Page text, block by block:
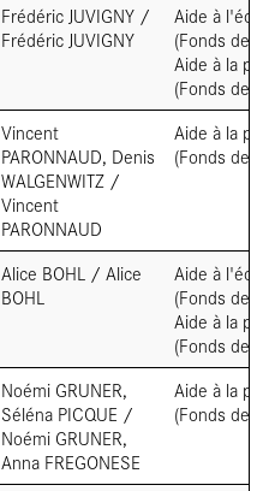
Frédéric JUVIGNY /
Frédéric JUVIGNY
Aide à
(Fonds de
Aide à la
(Fonds de
Vincent
PARONNAUD, Denis
WALGENWITZ /
Vincent
PARONNAUD
Aide à la
(Fonds de
Alice BOHL / Alice
BOHL
Aide à
(Fonds de
Aide à la
(Fonds de
Noémi GRUNER,
Séléna PICQUE /
Noémi GRUNER,
Anna FREGONESE
Aide à la
(Fonds de